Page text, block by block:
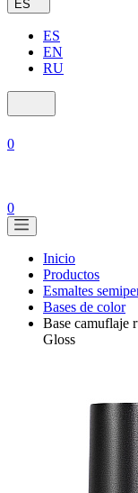
ES
ES
EN
RU
0
0
Inicio
Productos
Esmaltes
Bases de color
Base camuflaje
Gloss